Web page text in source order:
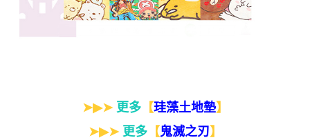
➤▶➤ 更多【珪藻土地墊】
➤▶➤ 更多【鬼滅之刃】